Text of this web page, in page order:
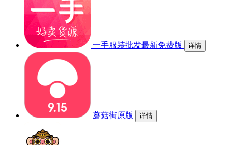
一手服装批发最新免费版 详情
蘑菇街原版 详情